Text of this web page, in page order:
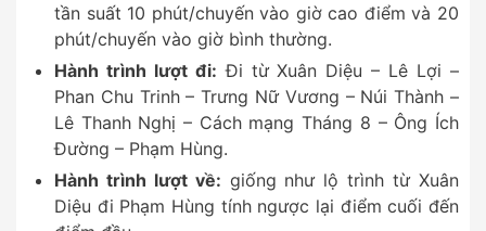
tần suất 10 phút/chuyến vào giờ cao điểm và 20
phút/chuyến vào giờ bình thường.
Hành trình lượt đi: Đi từ Xuân Diệu – Lê Lợi –
Phan Chu Trinh – Trưng Nữ Vương – Núi Thành –
Lê Thanh Nghị – Cách mạng Tháng 8 – Ông Ích
Đường – Phạm Hùng.
Hành trình lượt về: giống như lộ trình từ Xuân
Diệu đi Phạm Hùng tính ngược lại điểm cuối đến